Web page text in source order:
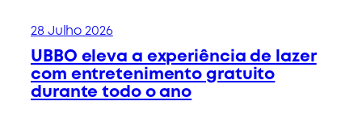
28 Julho 2026
UBBO eleva a experiência de lazer
com entretenimento gratuito
durante todo o ano